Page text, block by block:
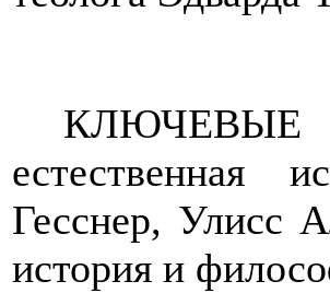
КЛЮЧЕВЫЕ
естественная
Гесснер, Улисс
история и